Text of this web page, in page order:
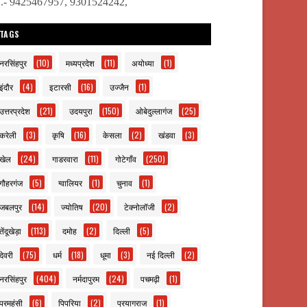
(10) मध्यप्रदेश (11) अयोध्या (1)
(4) इटारसी (16) उज्जैन (1)
(21) उदयपुरा (150) ओबेदुल्लागंज (25)
(3) कृषि (16) केसला (2) खंडवा (3)
(24) गाडरवारा (11) गोटेगाँव (250)
(5) ग्वालियर (1) चुनाव (1)
(14) ज्योतिष (20) टेक्नोलॉजी (2)
(113) दमोह (2) दिल्ली (5)
(75) धर्म (18) धूमा (3) नई दिल्ली (2)
(404) नर्मदापुरम (24) पचमढ़ी (1)
(6) पिपरिया (2) प्रयागराज (1)